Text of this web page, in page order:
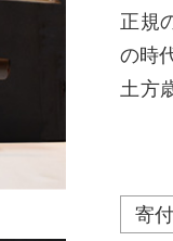
正規
の時
土方
寄